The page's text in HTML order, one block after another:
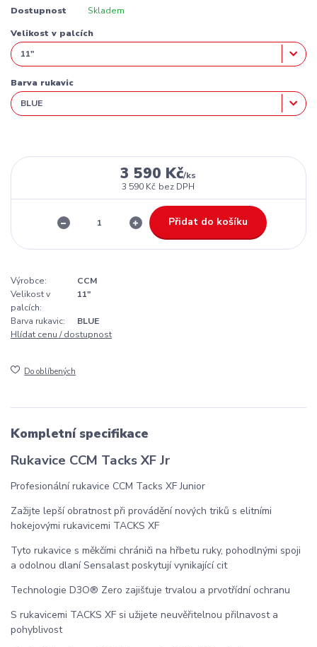
Dostupnost Skladem
Velikost v palcích
Barva rukavic
3 590 Kč/ks
3 590 Kč bez DPH
Přidat do košíku
Výrobce:
CCM
Velikost v
palcích:
11"
Barva rukavic:
BLUE
Hlídat cenu / dostupnost
Do oblíbených
Kompletní specifikace
Rukavice CCM Tacks XF Jr
Profesionální rukavice CCM Tacks XF Junior
Zažijte lepší obratnost při provádění nových triků s elitními
hokejovými rukavicemi TACKS XF
Tyto rukavice s měkčími chrániči na hřbetu ruky, pohodlnými spoji
a odolnou dlaní Sensalast poskytují vynikající cit
Technologie D3O® Zero zajišťuje trvalou a prvotřídní ochranu
S rukavicemi TACKS XF si užijete neuvěřitelnou přilnavost a
pohyblivost